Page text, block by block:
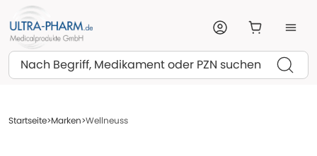
Suchen
Startseite Marken Wellneuss